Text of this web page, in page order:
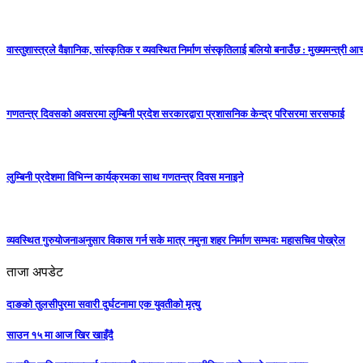
वास्तुशास्त्रले वैज्ञानिक, सांस्कृतिक र व्यवस्थित निर्माण संस्कृतिलाई बलियो बनाउँछ : मुख्यमन्त्री
गणतन्त्र दिवसको अवसरमा लुम्बिनी प्रदेश सरकारद्वारा प्रशासनिक केन्द्र परिसरमा सरसफाई
लुम्बिनी प्रदेशमा विभिन्न कार्यक्रमका साथ गणतन्त्र दिवस मनाइने
व्यवस्थित गुरुयोजनाअनुसार विकास गर्न सके मात्र नमुना शहर निर्माण सम्भवः महासचिव पोख्रेल
ताजा अपडेट
दाङको तुलसीपुरमा सवारी दुर्घटनामा एक युवतीको मृत्यु
साउन १५ मा आज खिर खाइँदै